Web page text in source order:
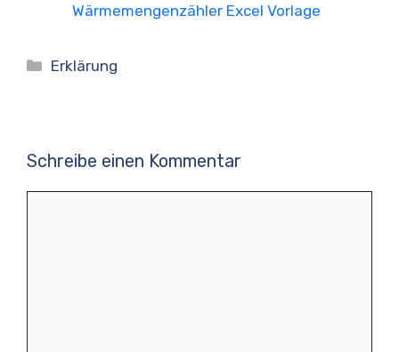
Wärmemengenzähler Excel Vorlage
Kategorien
Erklärung
Schreibe einen Kommentar